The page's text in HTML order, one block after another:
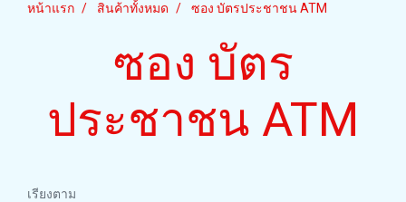
หน้าแรก สินค้าทั้งหมด ซอง บัตรประชาชน ATM
ซอง บัตร
ประชาชน ATM
เรียงตาม